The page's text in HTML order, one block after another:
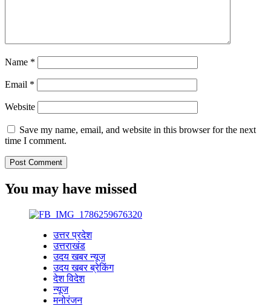
Name *
Email *
Website
Save my name, email, and website in this browser for the next
time I comment.
You may have missed
उत्तर प्रदेश
उत्तराखंड
उदय खबर न्यूज
उदय खबर ब्रेकिंग
देश विदेश
न्यूज
मनोरंजन